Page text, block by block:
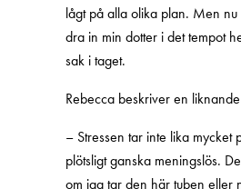
lågt på alla olika plan. Men
dra in min dotter i det tempot
sak i taget.
Rebecca beskriver en
– Stressen tar inte lika mycket
plötsligt ganska meningslös.
om jag tar den här tuben eller